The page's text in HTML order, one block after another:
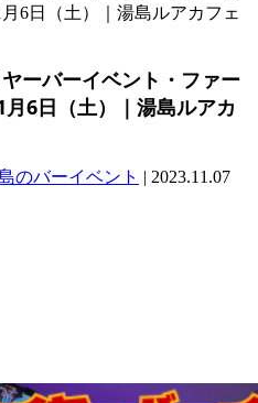
6日（土）｜湯島ルアカフェ
ーバーイベント・ファー
6日（土）｜湯島ルアカ
のバーイベント | 2023.11.07